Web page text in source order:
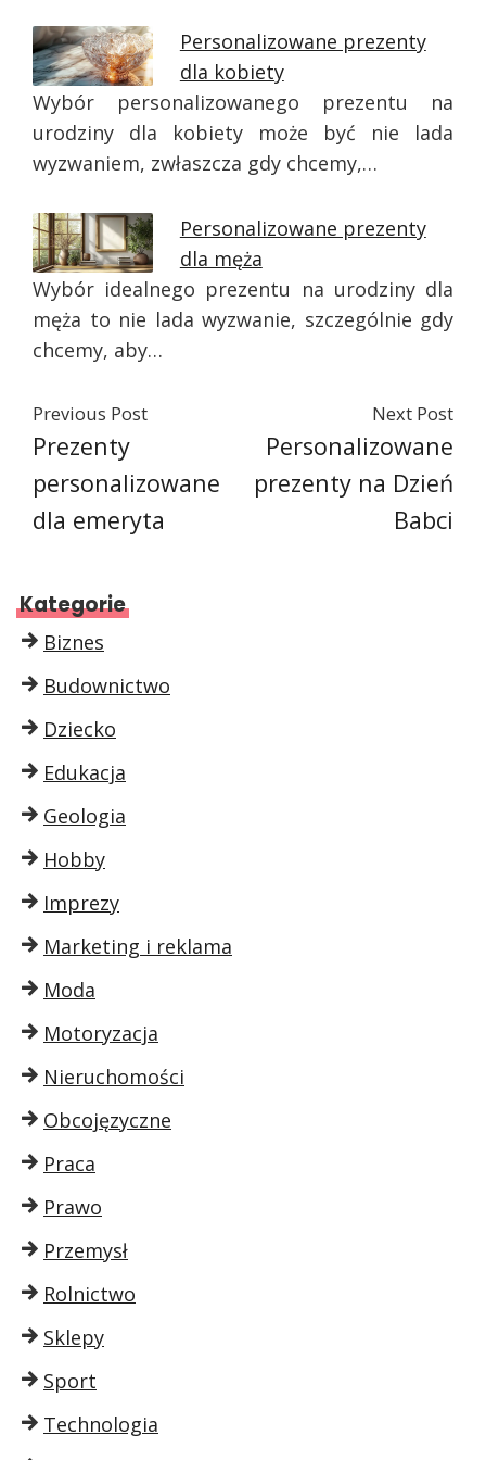
Personalizowane prezenty
dla kobiety
Wybór personalizowanego prezentu na
urodziny dla kobiety może być nie lada
wyzwaniem, zwłaszcza gdy chcemy,…
Personalizowane prezenty
dla męża
Wybór idealnego prezentu na urodziny dla
męża to nie lada wyzwanie, szczególnie gdy
chcemy, aby…
Previous Post
Prezenty
personalizowane
dla emeryta
Next Post
Personalizowane
prezenty na Dzień
Babci
Kategorie
Biznes
Budownictwo
Dziecko
Edukacja
Geologia
Hobby
Imprezy
Marketing i reklama
Moda
Motoryzacja
Nieruchomości
Obcojęzyczne
Praca
Prawo
Przemysł
Rolnictwo
Sklepy
Sport
Technologia